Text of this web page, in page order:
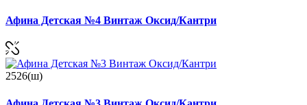
Афина Детская №4 Винтаж Оксид/Кантри
2526(ш)